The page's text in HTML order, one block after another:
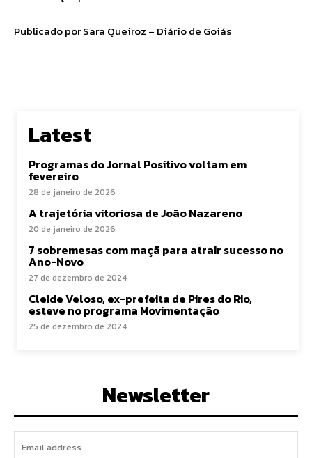
Publicado por Sara Queiroz – Diário de Goiás
Latest
Programas do Jornal Positivo voltam em
fevereiro
28 de janeiro de 2026
A trajetória vitoriosa de João Nazareno
20 de janeiro de 2026
7 sobremesas com maçã para atrair sucesso no
Ano-Novo
27 de dezembro de 2024
Cleide Veloso, ex-prefeita de Pires do Rio,
esteve no programa Movimentação
25 de dezembro de 2024
Newsletter